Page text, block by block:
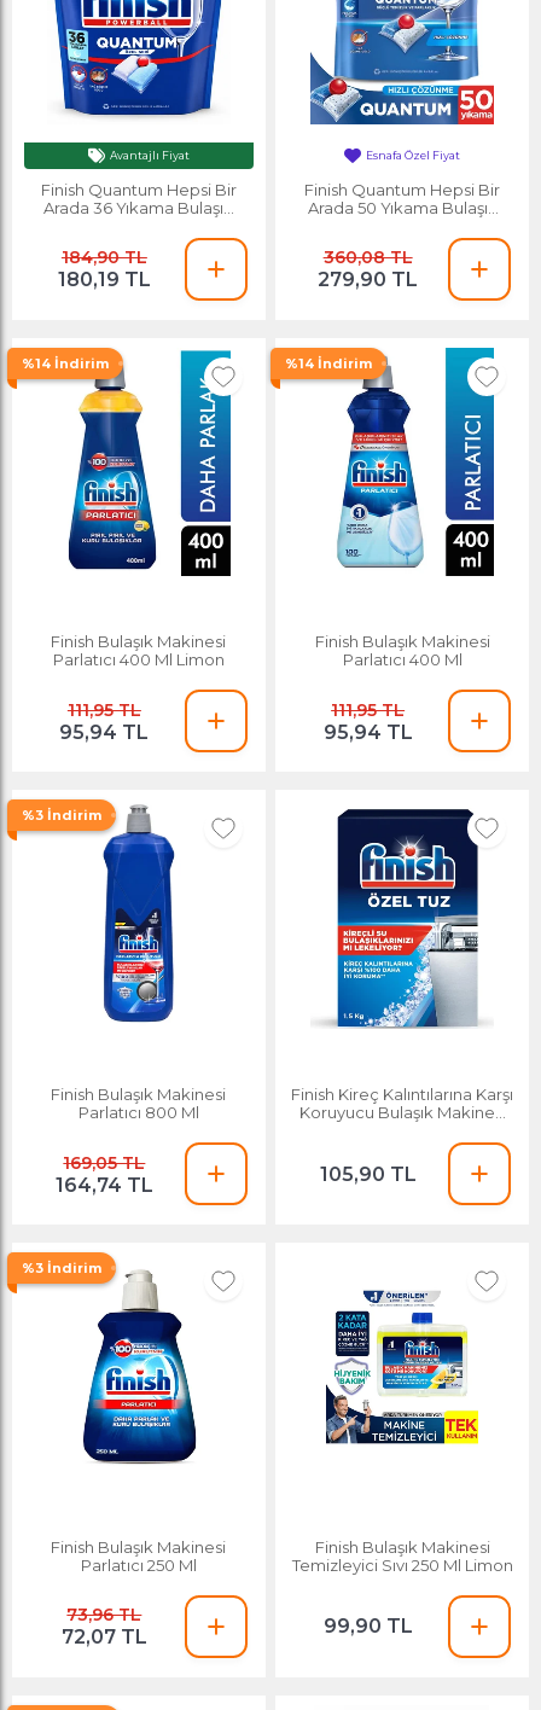
Avantajlı Fiyat
Finish Quantum Hepsi Bir
Arada 36 Yıkama Bulaşık
184,90 TL
180,19 TL
Esnafa Özel Fiyat
Finish Quantum Hepsi Bir
Arada 50 Yıkama Bulaşık
360,08 TL
279,90 TL
%14 İndirim
Finish Bulaşık Makinesi
Parlatıcı 400 Ml Limon
111,95 TL
95,94 TL
%14 İndirim
Finish Bulaşık Makinesi
Parlatıcı 400 Ml
111,95 TL
95,94 TL
%3 İndirim
Finish Bulaşık Makinesi
Parlatıcı 800 Ml
169,05 TL
164,74 TL
Finish Kireç Kalıntılarına Karşı
Koruyucu Bulaşık Makinesi
105,90 TL
%3 İndirim
Finish Bulaşık Makinesi
Parlatıcı 250 Ml
73,96 TL
72,07 TL
Finish Bulaşık Makinesi
Temizleyici Sıvı 250 Ml Limon
99,90 TL